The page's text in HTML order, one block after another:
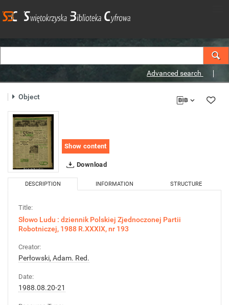
Advanced search
Object
Show content
Download
DESCRIPTION INFORMATION STRUCTURE
Title:
Słowo Ludu : dziennik Polskiej Zjednoczonej Partii
Robotniczej, 1988 R.XXXIX, nr 193
Creator:
Perłowski, Adam. Red.
Date:
1988.08.20-21